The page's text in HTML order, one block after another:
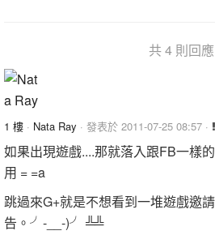
共 4 則回應
1 樓 · Nata Ray · 發表於 2011-07-25 08:57 ·
如果出現遊戲....那就落入跟FB一樣
用 = =a
跳過來G+就是不想看到一堆遊戲邀
告。╯-__-)╯ ╩╩